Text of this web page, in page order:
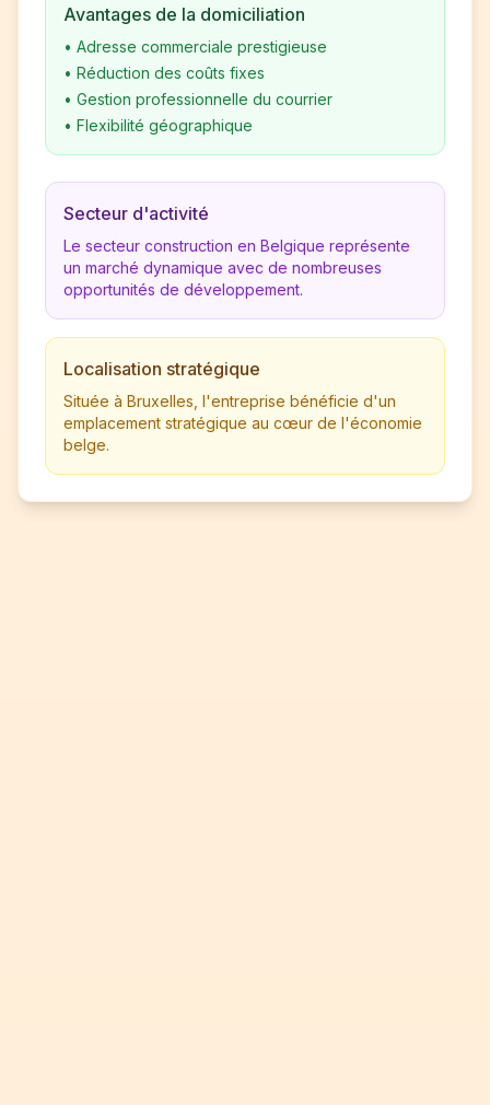
Avantages de la domiciliation
• Adresse commerciale prestigieuse
• Réduction des coûts fixes
• Gestion professionnelle du courrier
• Flexibilité géographique
Secteur d'activité
Le secteur construction en Belgique représente
un marché dynamique avec de nombreuses
opportunités de développement.
Localisation stratégique
Située à Bruxelles, l'entreprise bénéficie d'un
emplacement stratégique au cœur de l'économie
belge.